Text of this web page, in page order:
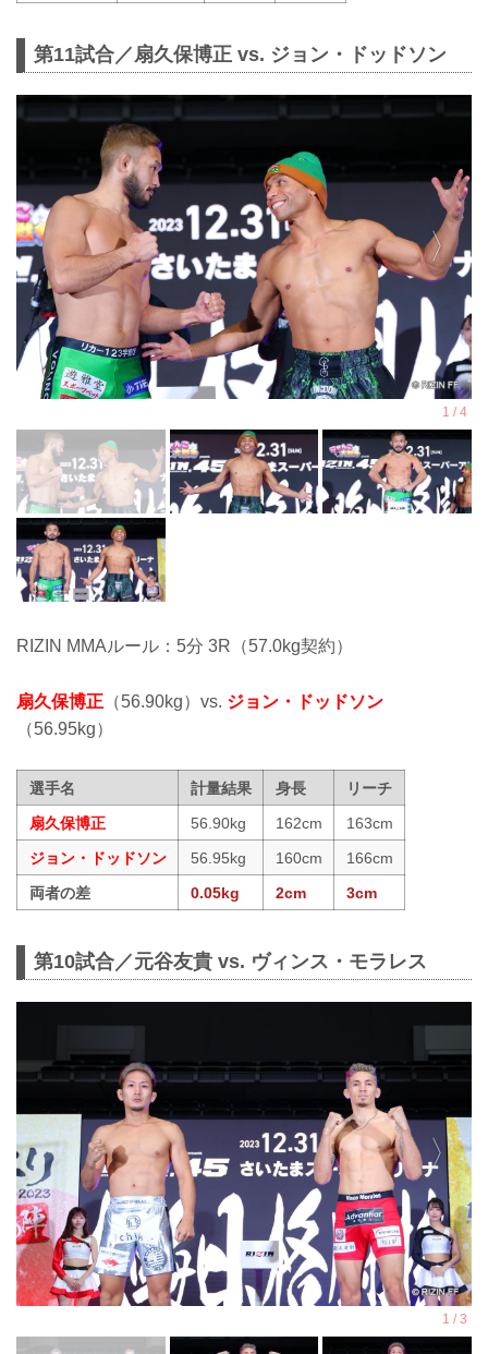
第11試合／扇久保博正 vs. ジョン・ドッドソン
RIZIN MMAルール：5分 3R（57.0kg契約）
扇久保博正 （56.90kg）vs. ジョン・ドッドソン
（56.95kg）
選手名 計量結果 身長
リーチ
扇久保博正
56.90kg 162cm
163cm
ジョン・ドッドソン
56.95kg 160cm
166cm
両者の差
0.05kg 2cm 3cm
第10試合／元谷友貴 vs. ヴィンス・モラレス